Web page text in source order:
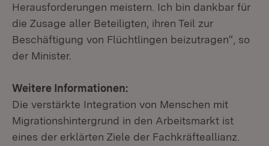
Herausforderungen meistern. Ich bin dankbar für
die Zusage aller Beteiligten, ihren Teil zur
Beschäftigung von Flüchtlingen beizutragen“, so
der Minister.
Weitere Informationen:
Die verstärkte Integration von Menschen mit
Migrationshintergrund in den Arbeitsmarkt ist
eines der erklärten Ziele der Fachkräfteallianz.